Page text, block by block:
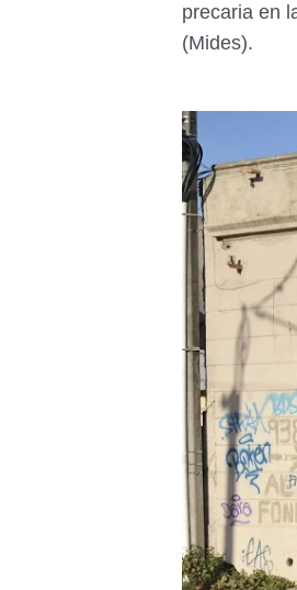
precaria en
(Mides).